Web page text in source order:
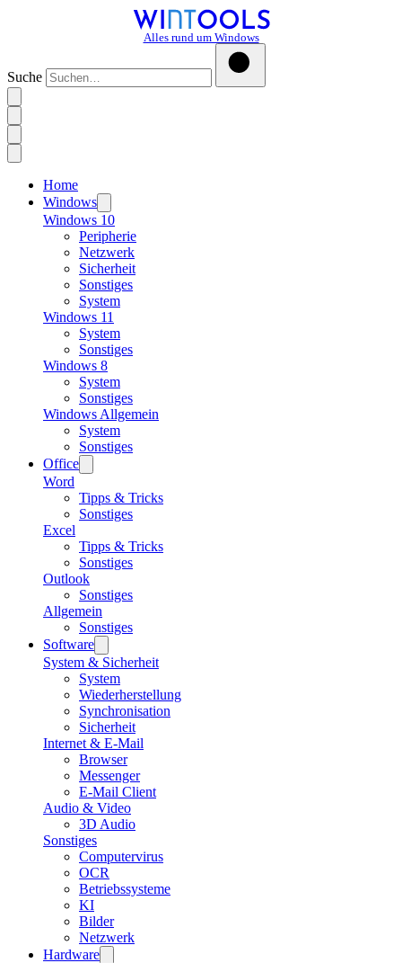
Alles rund um Windows
Suche
Home
Windows
Windows 10
Peripherie
Netzwerk
Sicherheit
Sonstiges
System
Windows 11
System
Sonstiges
Windows 8
System
Sonstiges
Windows Allgemein
System
Sonstiges
Office
Word
Tipps & Tricks
Sonstiges
Excel
Tipps & Tricks
Sonstiges
Outlook
Sonstiges
Allgemein
Sonstiges
Software
System & Sicherheit
System
Wiederherstellung
Synchronisation
Sicherheit
Internet & E-Mail
Browser
Messenger
E-Mail Client
Audio & Video
3D Audio
Sonstiges
Computervirus
OCR
Betriebssysteme
KI
Bilder
Netzwerk
Hardware